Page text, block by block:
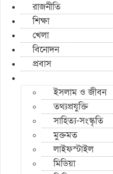
রাজনীতি
শিক্ষা
খেলা
বিনোদন
প্রবাস
ইসলাম ও জীবন
তথ্যপ্রযুক্তি
সাহিত্য-সংস্কৃতি
মুক্তমত
লাইফস্টাইল
মিডিয়া